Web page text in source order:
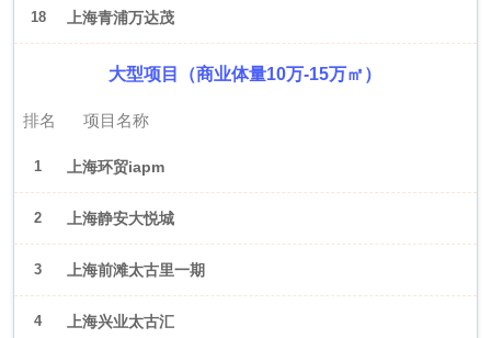
18 上海青浦万达茂
大型项目（商业体量10万-15万㎡）
排名 项目名称
1 上海环贸iapm
2 上海静安大悦城
3 上海前滩太古里一期
4 上海兴业太古汇